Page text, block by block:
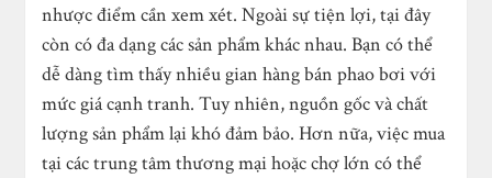
nhược điểm cần xem xét. Ngoài sự tiện lợi, tại đây
còn có đa dạng các sản phẩm khác nhau. Bạn có thể
dễ dàng tìm thấy nhiều gian hàng bán phao bơi với
mức giá cạnh tranh. Tuy nhiên, nguồn gốc và chất
lượng sản phẩm lại khó đảm bảo. Hơn nữa, việc mua
tại các trung tâm thương mại hoặc chợ lớn có thể